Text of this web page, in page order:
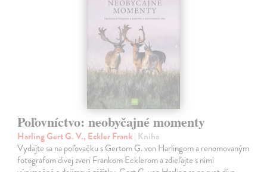
Poľovníctvo: neobyčajné momenty
Harling Gert G. V., Eckler Frank| Kniha
Vydajte sa na poľovačku s Gertom G. von Harlingom a renomovaným
fotografom divej zveri Frankom Ecklerom a zdieľajte s nimi